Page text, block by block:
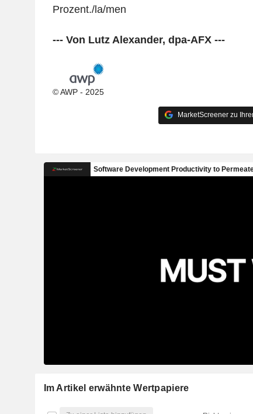
Prozent./la/men
--- Von Lutz Alexander, dpa-AFX ---
© AWP - 2025
MarketScreener zu
Im Artikel erwähnte Wertpapiere